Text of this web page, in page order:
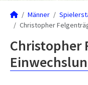
Männer
Christopher
Christopher